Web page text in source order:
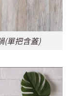
(單把含蓋)